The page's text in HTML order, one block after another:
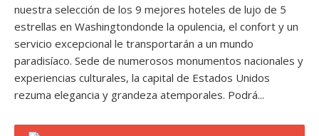
nuestra selección de los 9 mejores hoteles de lujo de 5
estrellas en Washingtondonde la opulencia, el confort y un
servicio excepcional le transportarán a un mundo
paradisíaco. Sede de numerosos monumentos nacionales y
experiencias culturales, la capital de Estados Unidos
rezuma elegancia y grandeza atemporales. Podrá...